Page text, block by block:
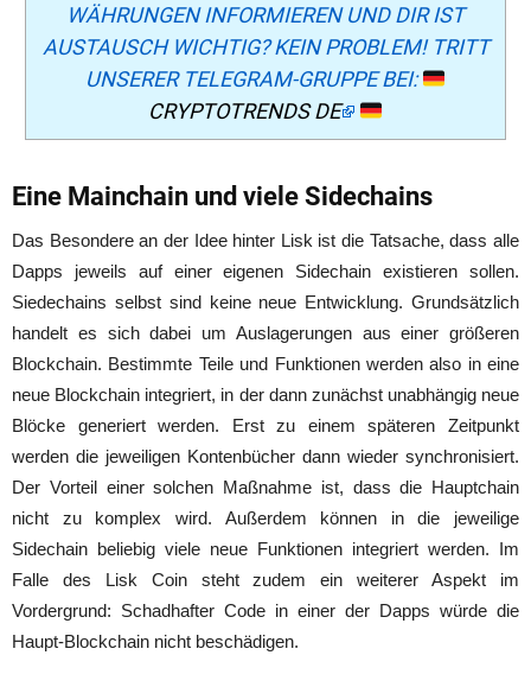
WÄHRUNGEN INFORMIEREN UND DIR IST
AUSTAUSCH WICHTIG? KEIN PROBLEM! TRITT
UNSERER TELEGRAM-GRUPPE BEI:
CRYPTOTRENDS DE
Eine Mainchain und viele Sidechains
Das Besondere an der Idee hinter Lisk ist die Tatsache, dass alle
Dapps jeweils auf einer eigenen Sidechain existieren sollen.
Siedechains selbst sind keine neue Entwicklung. Grundsätzlich
handelt es sich dabei um Auslagerungen aus einer größeren
Blockchain. Bestimmte Teile und Funktionen werden also in eine
neue Blockchain integriert, in der dann zunächst unabhängig neue
Blöcke generiert werden. Erst zu einem späteren Zeitpunkt
werden die jeweiligen Kontenbücher dann wieder synchronisiert.
Der Vorteil einer solchen Maßnahme ist, dass die Hauptchain
nicht zu komplex wird. Außerdem können in die jeweilige
Sidechain beliebig viele neue Funktionen integriert werden. Im
Falle des Lisk Coin steht zudem ein weiterer Aspekt im
Vordergrund: Schadhafter Code in einer der Dapps würde die
Haupt-Blockchain nicht beschädigen.